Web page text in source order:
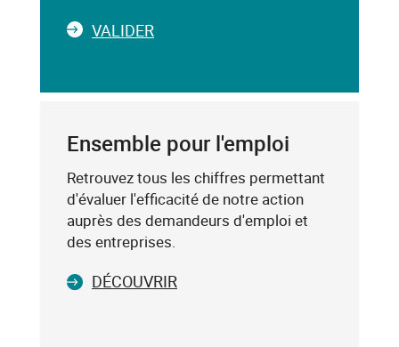
ci-
un
clé
(exemple
:
75019),
sélectionnez-
le
la
VALIDERLA
CODE
Ensemble pour l'emploi
Retrouvez tous les chiffres permettant
d'évaluer l'efficacité de notre action
auprès des demandeurs d'emploi et
des entreprises.
DÉCOUVRIR